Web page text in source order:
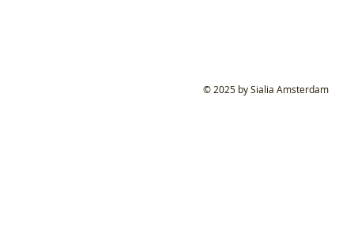
© 2025 by Sialia Amsterdam